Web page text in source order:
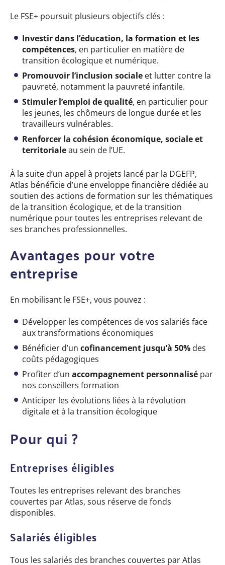
Le FSE+ poursuit plusieurs objectifs clés :
Investir dans l’éducation, la formation et les
compétences, en particulier en matière de
transition écologique et numérique.
Promouvoir l’inclusion sociale et lutter contre la
pauvreté, notamment la pauvreté infantile.
Stimuler l’emploi de qualité, en particulier pour
les jeunes, les chômeurs de longue durée et les
travailleurs vulnérables.
Renforcer la cohésion économique, sociale et
territorialeau sein de l’UE.
À la suite d’un appel à projets lancé par la DGEFP,
Atlas bénéficie d’une enveloppe financière dédiée au
soutien des actions de formation sur les thématiques
de la transition écologique, et de la transition
numérique pour toutes les entreprises relevant de
ses branches professionnelles.
Avantages pour votre
entreprise
En mobilisant le FSE+, vous pouvez :
Développer les compétences de vos salariés face
aux transformations économiques
Bénéficier d’un cofinancement jusqu’à 50% des
coûts pédagogiques
Profiter d’un accompagnement personnalisé par
nos conseillers formation
Anticiper les évolutions liées à la révolution
digitale et à la transition écologique
Pour qui ?
Entreprises éligibles
Toutes les entreprises relevant des branches
couvertes par Atlas, sous réserve de fonds
disponibles.
Salariés éligibles
Tous les salariés des branches couvertes par Atlas